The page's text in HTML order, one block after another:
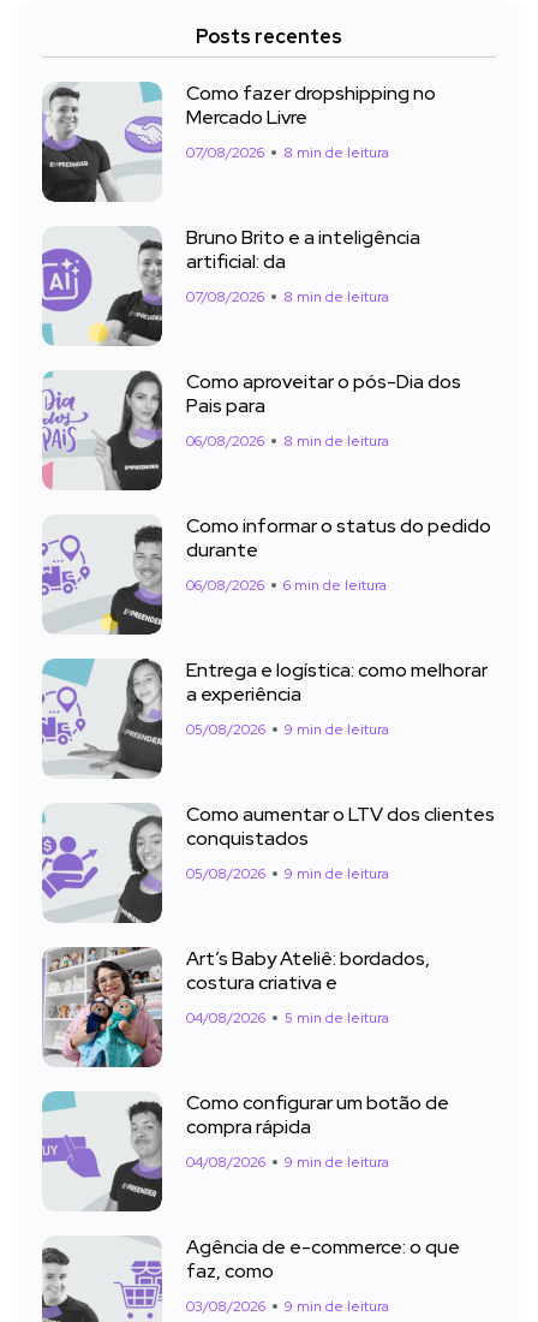
Posts recentes
Como fazer dropshipping no
Mercado Livre
07/08/2026 8 min de leitura
Bruno Brito e a inteligência
artificial: da
07/08/2026 8 min de leitura
Como aproveitar o pós-Dia dos
Pais para
06/08/2026 8 min de leitura
Como informar o status do pedido
durante
06/08/2026 6 min de leitura
Entrega e logística: como melhorar
a experiência
05/08/2026 9 min de leitura
Como aumentar o LTV dos clientes
conquistados
05/08/2026 9 min de leitura
Art’s Baby Ateliê: bordados,
costura criativa e
04/08/2026 5 min de leitura
Como configurar um botão de
compra rápida
04/08/2026 9 min de leitura
Agência de e-commerce: o que
faz, como
03/08/2026 9 min de leitura